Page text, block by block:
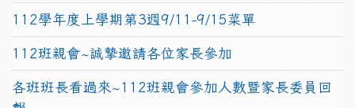
112學年度上學期第3週9/11-9/15菜單
112班親會~誠摯邀請各位家長參加
各班班長看過來~112班親會參加人數暨家長委員回